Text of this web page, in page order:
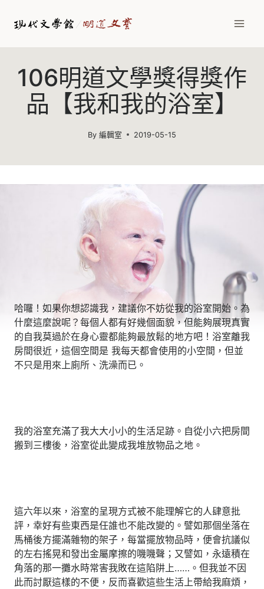
106明道文學獎得獎作
品【我和我的浴室】
By 編輯室 2019-05-15
哈囉！如果你想認識我，建議你不妨從我的浴室開始。為
什麼這麼說呢？每個人都有好幾個面貌，但能夠展現真實
的自我莫過於在身心靈都能夠最放鬆的地方吧！浴室離我
房間很近，這個空間是 我每天都會使用的小空間，但並
不只是用來上廁所、洗澡而已。
我的浴室充滿了我大大小小的生活足跡。自從小六把房間
搬到三樓後，浴室從此變成我堆放物品之地。
這六年以來，浴室的呈現方式被不能理解它的人肆意批
評，幸好有些東西是任誰也不能改變的。譬如那個坐落在
馬桶後方擺滿雜物的架子，每當擺放物品時，便會抗議似
的左右搖晃和發出金屬摩擦的嘰嘰聲；又譬如，永遠積在
角落的那一攤水時常害我敗在這陷阱上……。但我並不因
此而討厭這樣的不便，反而喜歡這些生活上帶給我麻煩，